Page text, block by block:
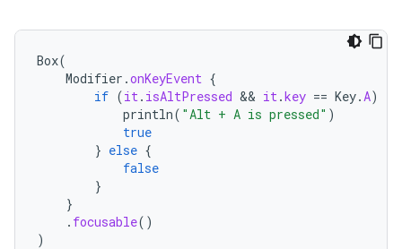
Box(
Modifier .onKeyEvent {
if (it. isAltPressed && it.key == Key.A)
println( "Alt + A is pressed" )
true
} else {
false
}
}
. focusable()
)